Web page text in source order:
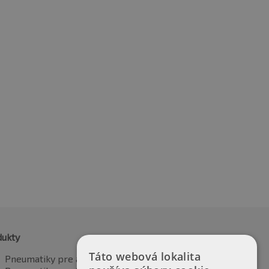
115V
Pneumatiky pre automobilyTáto webová lokalita